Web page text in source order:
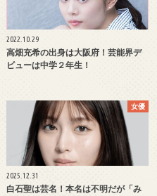
2022.10.29
高畑充希の出身は大阪府！芸能界デ
ビューは中学２年生！
女優
2025.12.31
白石聖は芸名！本名は不明だが「み